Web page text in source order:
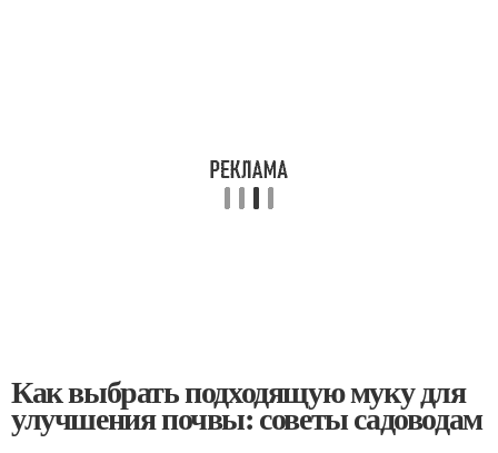
Как выбрать подходящую муку для
улучшения почвы: советы садоводам